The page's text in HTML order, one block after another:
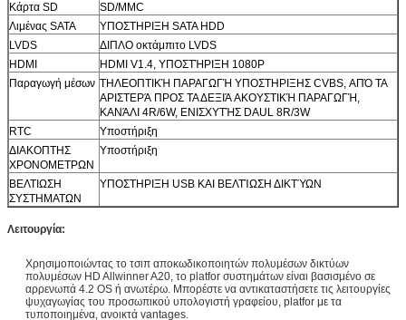
Κάρτα SD
SD/MMC
Λιμένας SATA
ΥΠΟΣΤΗΡΙΞΗ SATA HDD
LVDS
ΔΙΠΛΟ οκτάμπιτο LVDS
HDMI
HDMI V1.4, ΥΠΟΣΤΉΡΙΞΗ 1080P
Παραγωγή μέσων ΤΗΛΕΟΠΤΙΚΉ ΠΑΡΑΓΩΓΉ ΥΠΟΣΤΗΡΙΞΗΣ CVBS, ΑΠΌ ΤΑ
ΑΡΙΣΤΕΡΆ ΠΡΟΣ ΤΑ ΔΕΞΙΆ ΑΚΟΥΣΤΙΚΉ ΠΑΡΑΓΩΓΉ,
ΚΑΝΆΛΙ 4R/6W, ΕΝΙΣΧΥΤΉΣ DAUL 8R/3W
RTC
Υποστήριξη
ΔΙΑΚΟΠΤΗΣ
ΧΡΟΝΟΜΕΤΡΩΝ
Υποστήριξη
ΒΕΛΤΙΩΣΗ
ΣΥΣΤΗΜΑΤΩΝ
ΥΠΟΣΤΗΡΙΞΗ USB ΚΑΙ ΒΕΛΤΊΩΣΗ ΔΙΚΤΎΩΝ
Λειτουργία:
Χρησιμοποιώντας το τσιπ αποκωδικοποιητών πολυμέσων δικτύων
πολυμέσων HD Allwinner A20, το platfor συστημάτων είναι βασισμένο σε
αρρενωπά 4.2 OS ή ανωτέρω. Μπορέστε να αντικαταστήσετε τις λειτουργίες
ψυχαγωγίας του προσωπικού υπολογιστή γραφείου, platfor με τα
τυποποιημένα, ανοικτά vantages.